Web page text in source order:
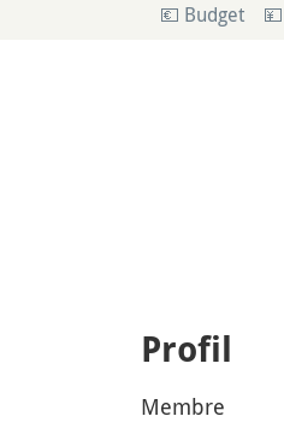
💶 Budget
Profil
Membre